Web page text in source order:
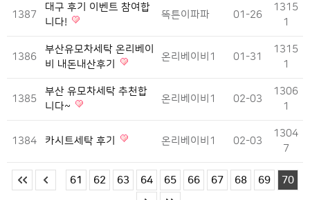
1387
대구 후기 이벤트 참여합
니다!
똑튼이파파 01-26
1315
1
1386
부산유모차세탁 온리베이
비 내돈내산후기
온리베이비1 01-31
1315
1
1385
부산 유모차세탁 추천합
니다~
온리베이비1 02-03
1306
1
1384 카시트세탁 후기 온리베이비1 02-03
1304
7
61 62 63 64 65 66 67 68 69 70